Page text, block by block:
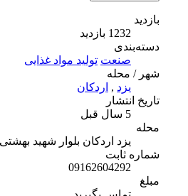
دسته‌بندی
صنعت تولید مواد غذایی
شهر / محله
اردکان
تاریخ انتشار
یزد اردکان بلوار شهید بهشتی
شماره ثابت
09162604292